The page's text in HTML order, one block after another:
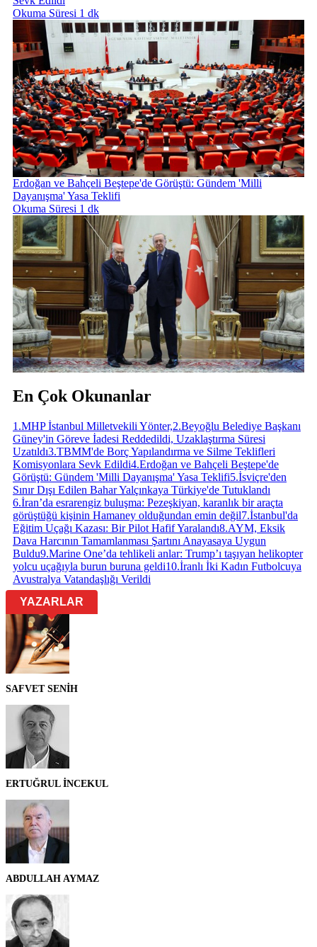
Okuma Süresi 1 dk
Erdoğan ve Bahçeli Beştepe'de Görüştü: Gündem 'Milli
Dayanışma' Yasa Teklifi
Okuma Süresi 1 dk
En Çok Okunanlar
1 .MHP İstanbul Milletvekili Yönter,2.Beyoğlu Belediye Başkanı
Güney'in Göreve İadesi Reddedildi, Uzaklaştırma Süresi
Uzatıldı3.TBMM'de Borç Yapılandırma ve Silme Teklifleri
Komisyonlara Sevk Edildi4.Erdoğan ve Bahçeli Beştepe'de
Görüştü: Gündem 'Milli Dayanışma' Yasa Teklifi5.İsviçre'den
Sınır Dışı Edilen Bahar Yalçınkaya Türkiye'de Tutuklandı
6.İran’da esrarengiz buluşma: Pezeşkiyan, karanlık bir araçta
görüştüğü kişinin Hamaney olduğundan emin değil7.İstanbul'da
Eğitim Uçağı Kazası: Bir Pilot Hafif Yaralandı8.AYM, Eksik
Dava Harcının Tamamlanması Şartını Anayasaya Uygun
Buldu9.Marine One’da tehlikeli anlar: Trump’ı taşıyan helikopter
yolcu uçağıyla burun buruna geldi10.İranlı İki Kadın Futbolcuya
Avustralya Vatandaşlığı Verildi
YAZARLAR
SAFVET SENİH
ERTUĞRUL İNCEKUL
ABDULLAH AYMAZ